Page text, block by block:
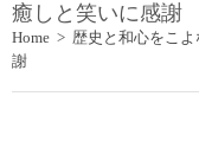
癒しと笑いに感謝
Home > 歴史と和心をこ
謝